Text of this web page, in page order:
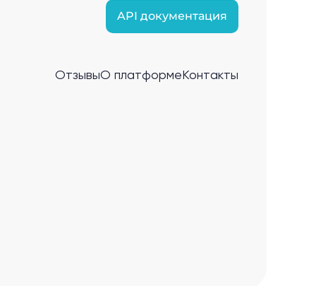
API документация
ОтзывыО платформе Контакты